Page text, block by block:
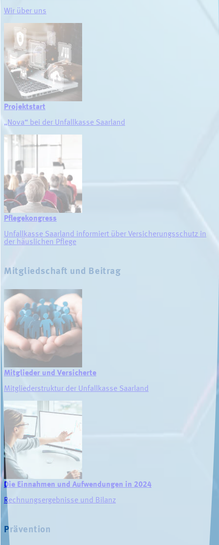
Wir über uns
Projektstart
„Nova“ bei der Unfallkasse Saarland
Pflegekongress
Unfallkasse Saarland informiert über Versicherungsschutz in
der häuslichen Pflege
Mitgliedschaft und Beitrag
Mitglieder und Versicherte
Mitgliederstruktur der Unfallkasse Saarland
Die Einnahmen und Aufwendungen in 2024
Rechnungsergebnisse und Bilanz
Prävention